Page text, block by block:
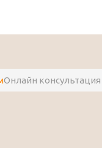
Онлайн консультация